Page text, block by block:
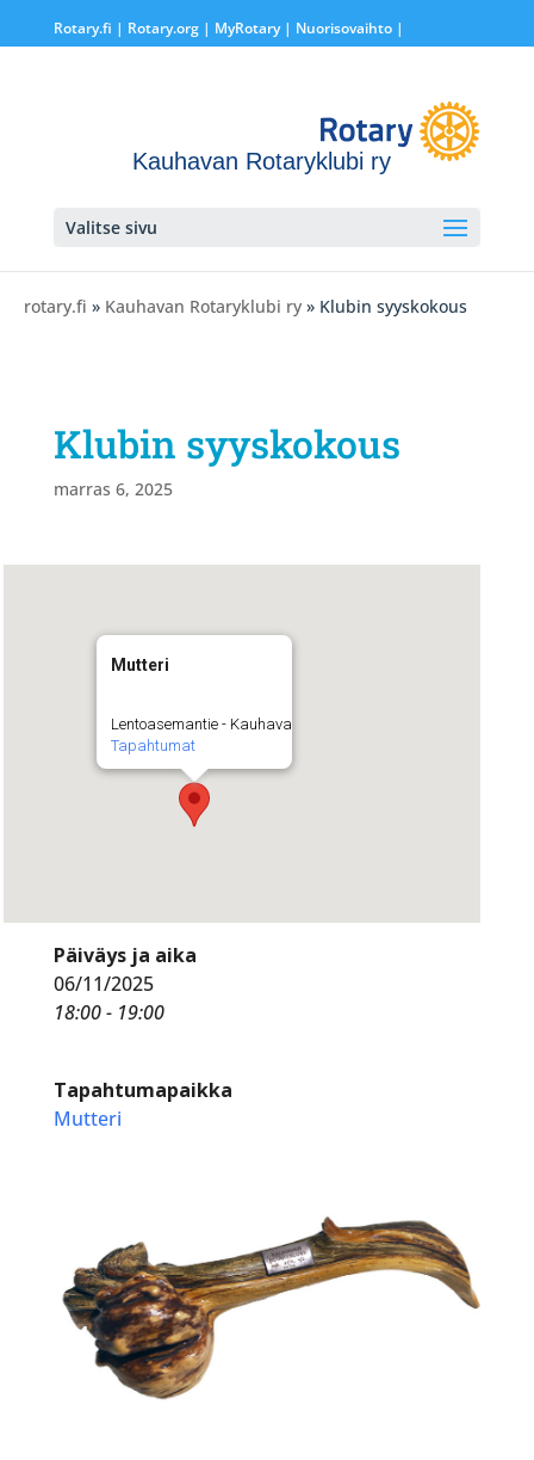
Rotary.fi | Rotary.org| MyRotary | Nuorisovaihto|
Kauhavan Rotaryklubi ry
Valitse sivu
rotary.fi » Kauhavan Rotaryklubi ry » Klubin syyskokous
Klubin syyskokous
marras 6, 2025
Mutteri
Lentoasemantie - Kauhava
Tapahtumat
Päiväys ja aika
06/11/2025
18:00 - 19:00
Tapahtumapaikka
Mutteri